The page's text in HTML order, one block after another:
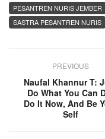
PESANTREN NURIS JEMBER
SASTRA PESANTREN NURIS
PREVIOUS
Naufal Khannur T:
Do What You Can
Do It Now, And Be
Self